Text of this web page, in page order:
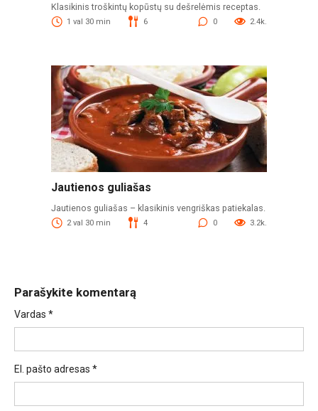
Klasikinis troškintų kopūstų su dešrelėmis receptas.
1 val 30 min 6 0 2.4k.
Jautienos guliašas
Jautienos guliašas – klasikinis vengriškas patiekalas.
2 val 30 min 4 0 3.2k.
Parašykite komentarą
Vardas *
El. pašto adresas *